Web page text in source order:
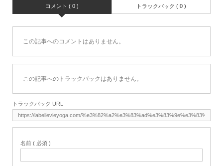
コメント ( 0 ) トラックバック ( 0 )
この記事へのコメントはありません。
この記事へのトラックバックはありません。
トラックバック URL
名前 ( 必須 )